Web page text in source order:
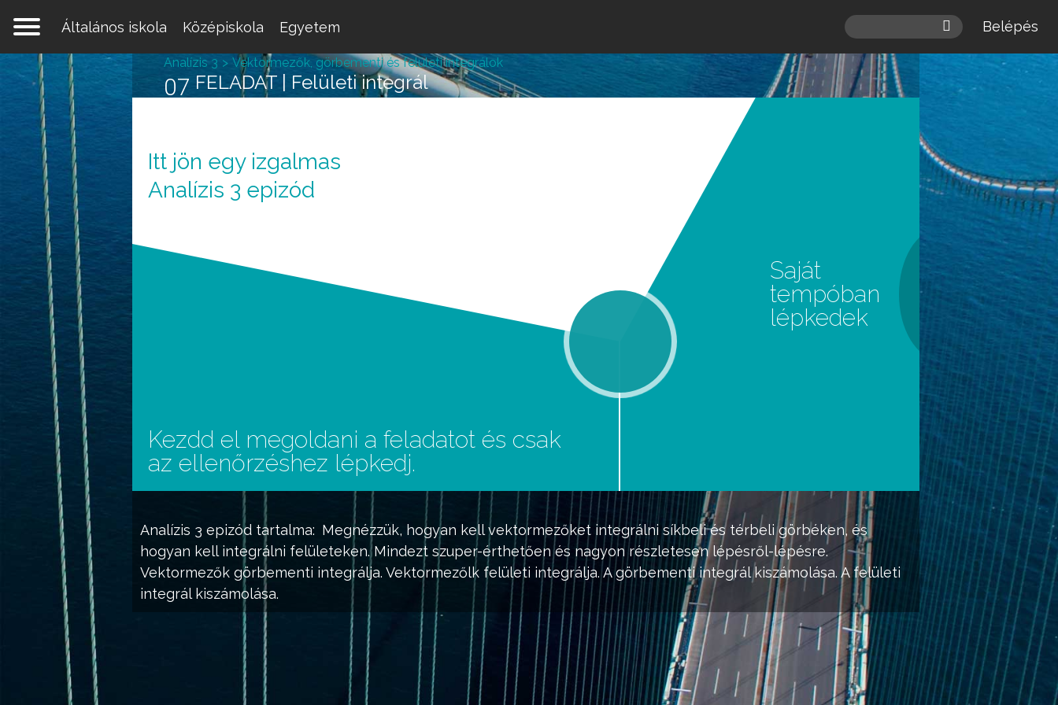
Általános iskola
Középiskola Egyetem Belépés
Analízis 3 epizód tartalma: Megnézzük, hogyan kell vektormezőket integrálni síkbeli és térbeli görbéken, és
hogyan kell integrálni felületeken. Mindezt szuper-érthetően és nagyon részletesen lépésről-lépésre.
Vektormezők görbementi integrálja. Vektormezőlk felületi integrálja. A görbementi integrál kiszámolása. A felületi
integrál kiszámolása.
Analízis 3 Vektormezők, görbementi és felületi integrálok
FELADAT | Felületi integrál
07
Itt jön egy izgalmas
Analízis 3 epizód
Kezdd el megoldani a feladatot és csak
az ellenőrzéshez lépkedj.
Saját
tempóban
lépkedek
Egy lépésre vagy attól, hogy a
matek melléd álljon és ne eléd.
REGISZTRÁLOK/BELÉPEK